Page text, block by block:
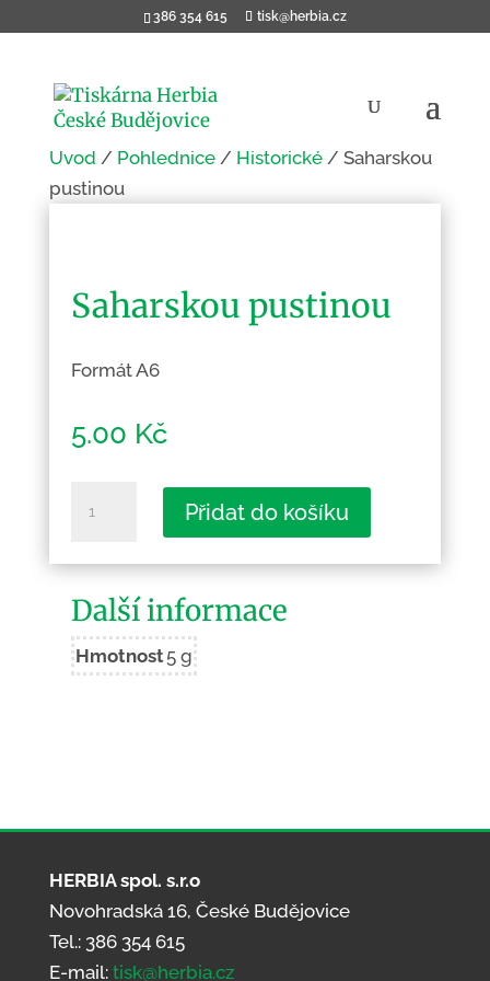
386 354 615 tisk@herbia.cz
Úvod / Pohlednice/ Historické/ Saharskou
pustinou
Saharskou pustinou
Formát A6
5.00 Kč
Přidat do košíku
Další informace
Hmotnost5 g
HERBIA spol. s.r.o
Novohradská 16, České Budějovice
Tel.: 386 354 615
E-mail: tisk@herbia.cz